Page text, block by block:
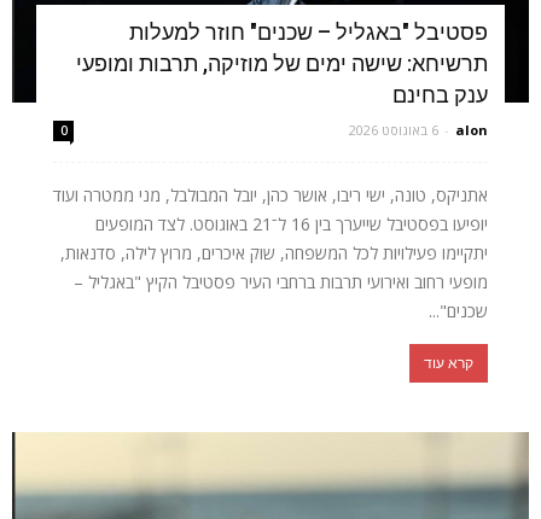
פסטיבל "באגליל – שכנים" חוזר למעלות
תרשיחא: שישה ימים של מוזיקה, תרבות ומופעי
ענק בחינם
alon
- 6 באוגוסט 2026 0
אתניקס, טונה, ישי ריבו, אושר כהן, יובל המבולבל, מני ממטרה ועוד
יופיעו בפסטיבל שייערך בין 16 ל־21 באוגוסט. לצד המופעים
יתקיימו פעילויות לכל המשפחה, שוק איכרים, מרוץ לילה, סדנאות,
מופעי רחוב ואירועי תרבות ברחבי העיר פסטיבל הקיץ "באגליל –
שכנים"...
קרא עוד